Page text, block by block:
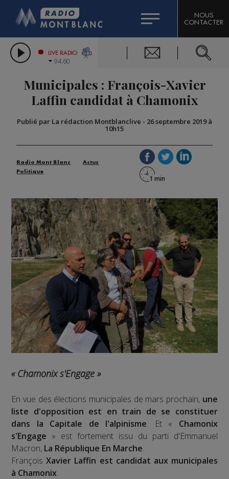
LES CHRONIQUES DE L'EXPERT
CITIZEN MACHINERY
GRAND MASSIF DOMAINES SKIABLES
BIGARD
COMPAGNIE DU MONT-BLANC
NOUS
CONTACTER
LIVE RADIO
94.60
Municipales : François-Xavier
Laffin candidat à Chamonix
Publié par La rédaction Montblanclive - 26 septembre 2019 à
10h15
Radio Mont Blanc
Actus
Politique
« Chamonix s'Engage »
En vue des élections municipales de mars prochain, une
liste d'opposition est en train de se constituer
dans la Capitale de l'alpinisme. Et « Chamonix
s'Engage » est fortement issu du parti d'Emmanuel
Macron, La République En Marche.
FrançoisXavier Laffin est candidat aux municipales
à Chamonix.